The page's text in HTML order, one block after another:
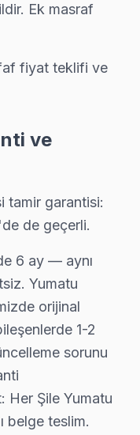
her
yetkili
edilen Yumatu
0850 811 14
Şile ekibimizin
resmi eğitim
Uzmanlığı
yeniden
ayarları
katılarak
ilkesiyle
için, güvenilir ve
Ek masraf
fiyat teklifi ve
ve
tamir garantisi:
de geçerli.
6 ay — aynı
Yumatu
orijinal
1-2
sorunu
Her Şile Yumatu
belge teslim.